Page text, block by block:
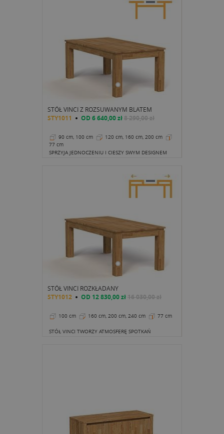
STÓŁ VINCI Z ROZSUWANYM BLATEM
STY1011 OD 6 640,00 zł8 290,00 zł
90 cm, 100 cm
120 cm, 160 cm, 200 cm
77 cm
SPRZYJA JEDNOCZENIU I CIESZY SWYM DESIGNEM
STÓŁ VINCI ROZKŁADANY
STY1012 OD 12 830,00 zł16 030,00 zł
100 cm 160 cm, 200 cm, 240 cm 77 cm
STÓŁ VINCI TWORZY ATMOSFERĘ SPOTKAŃ